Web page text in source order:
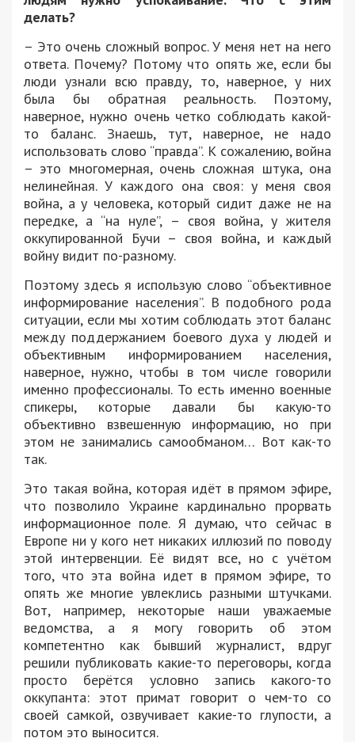
делать?
– Это очень сложный вопрос. У меня нет на него
ответа. Почему? Потому что опять же, если бы
люди узнали всю правду, то, наверное, у них
была бы обратная реальность. Поэтому,
наверное, нужно очень четко соблюдать какой-
то баланс. Знаешь, тут, наверное, не надо
использовать слово “правда”. К сожалению, война
– это многомерная, очень сложная штука, она
нелинейная. У каждого она своя: у меня своя
война, а у человека, который сидит даже не на
передке, а “на нуле”, – своя война, у жителя
оккупированной Бучи – своя война, и каждый
войну видит по-разному.
Поэтому здесь я использую слово “объективное
информирование населения”. В подобного рода
ситуации, если мы хотим соблюдать этот баланс
между поддержанием боевого духа у людей и
объективным информированием населения,
наверное, нужно, чтобы в том числе говорили
именно профессионалы. То есть именно военные
спикеры, которые давали бы какую-то
объективно взвешенную информацию, но при
этом не занимались самообманом… Вот как-то
так.
Это такая война, которая идёт в прямом эфире,
что позволило Украине кардинально прорвать
информационное поле. Я думаю, что сейчас в
Европе ни у кого нет никаких иллюзий по поводу
этой интервенции. Её видят все, но с учётом
того, что эта война идет в прямом эфире, то
опять же многие увлеклись разными штучками.
Вот, например, некоторые наши уважаемые
ведомства, а я могу говорить об этом
компетентно как бывший журналист, вдруг
решили публиковать какие-то переговоры, когда
просто берётся условно запись какого-то
оккупанта: этот примат говорит о чем-то со
своей самкой, озвучивает какие-то глупости, а
потом это выносится.